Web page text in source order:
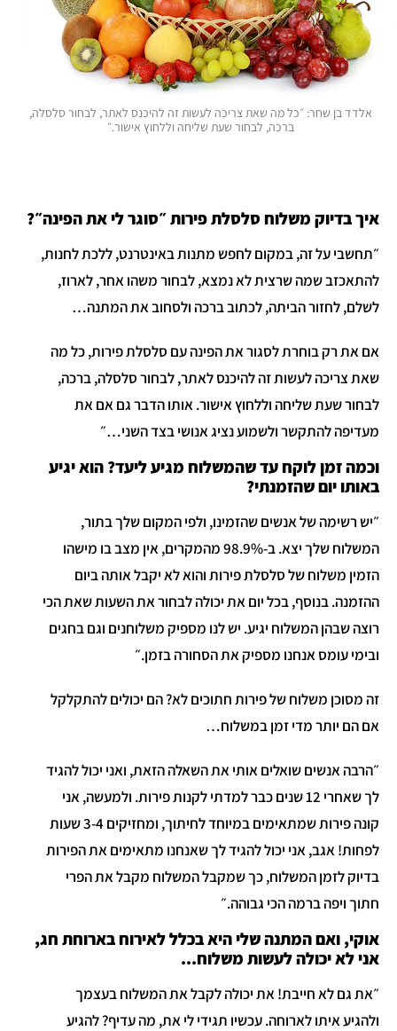
אלדד בן שחר: ״כל מה שאת צריכה לעשות זה להיכנס לאתר, לבחור סלסלה,
ברכה, לבחור שעת שליחה וללחוץ אישור.״
איך בדיוק משלוח סלסלת פירות ״סוגר לי את הפינה״?
״תחשבי על זה, במקום לחפש מתנות באינטרנט, ללכת לחנות,
להתאכזב שמה שרצית לא נמצא, לבחור משהו אחר, לארוז,
לשלם, לחזור הביתה, לכתוב ברכה ולסחוב את המתנה…
אם את רק בוחרת לסגור את הפינה עם סלסלת פירות, כל מה
שאת צריכה לעשות זה להיכנס לאתר, לבחור סלסלה, ברכה,
לבחור שעת שליחה וללחוץ אישור. אותו הדבר גם אם את
מעדיפה להתקשר ולשמוע נציג אנושי בצד השני…״
וכמה זמן לוקח עד שהמשלוח מגיע ליעד? הוא יגיע
באותו יום שהזמנתי?
״יש רשימה של אנשים שהזמינו, ולפי המקום שלך בתור,
המשלוח שלך יצא. ב-98.9% מהמקרים, אין מצב בו מישהו
הזמין משלוח של סלסלת פירות והוא לא יקבל אותה ביום
ההזמנה. בנוסף, בכל יום את יכולה לבחור את השעות שאת הכי
רוצה שבהן המשלוח יגיע. יש לנו מספיק משלוחנים וגם בחגים
ובימי עומס אנחנו מספיק את הסחורה בזמן.״
זה מסוכן משלוח של פירות חתוכים לא? הם יכולים להתקלקל
אם הם יותר מדי זמן במשלוח…
״הרבה אנשים שואלים אותי את השאלה הזאת, ואני יכול להגיד
לך שאחרי 12 שנים כבר למדתי לקנות פירות. ולמעשה, אני
קונה פירות שמתאימים במיוחד לחיתוך, ומחזיקים 3-4 שעות
לפחות! אגב, אני יכול להגיד לך שאנחנו מתאימים את הפירות
בדיוק לזמן המשלוח, כך שמקבל המשלוח מקבל את הפרי
חתוך ויפה ברמה הכי גבוהה.״
אוקי, ואם המתנה שלי היא בכלל לאירוח בארוחת חג,
אני לא יכולה לעשות משלוח...
״את גם לא חייבת! את יכולה לקבל את המשלוח בעצמך
ולהגיע איתו לארוחה. עכשיו תגידי לי את, מה עדיף? להגיע